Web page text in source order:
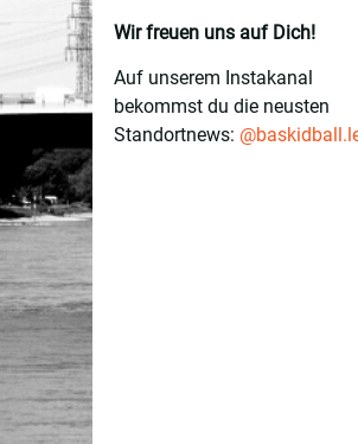
Wir freuen uns auf Dich!
Auf unserem Instakanal
bekommst du die neusten
Standortnews: